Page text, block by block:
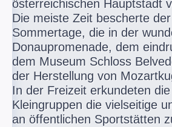
österreichischen Hauptstadt
Die meiste Zeit bescherte
Sommertage, die in der
Donaupromenade, dem
dem Museum Schloss
der Herstellung von
In der Freizeit erkundeten
Kleingruppen die vielseitige
an öffentlichen Sportstätten